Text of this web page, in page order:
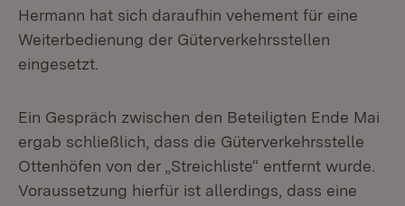
Hermann hat sich daraufhin vehement für eine
Weiterbedienung der Güterverkehrsstellen
eingesetzt.
Ein Gespräch zwischen den Beteiligten Ende Mai
ergab schließlich, dass die Güterverkehrsstelle
Ottenhöfen von der „Streichliste“ entfernt wurde.
Voraussetzung hierfür ist allerdings, dass eine